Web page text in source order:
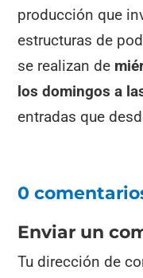
producción que
estructuras de
se realizan de
los domingos a
entradas que
0
Enviar un
Tu dirección de